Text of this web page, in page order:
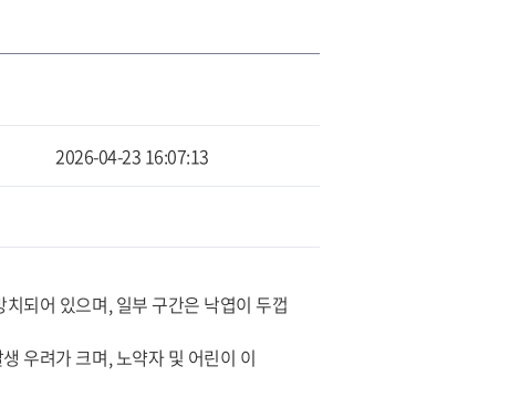
2026-04-23 16:07:13
되어 있으며, 일부 구간은 낙엽이 두껍
우려가 크며, 노약자 및 어린이 이